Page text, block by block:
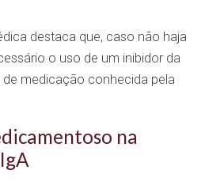
destaca que, caso não haja
o uso de um inibidor da
de medicação conhecida pela
na